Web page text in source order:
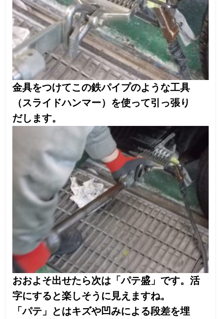
研いで整形していきます。
ドア側も同様に形を形成していきます。
これで整形作業は完了、次は塗装です。
塗料の付がよくなるように下地処理をしま
修理した個所は白いものが吹き付けてあり
ますがこれすることで塗料が密着
しやすくなります。ドアの後ろのパネルも
白っぽくなっていますが、こちらも
細かいサンドペーパーで擦ってあります。